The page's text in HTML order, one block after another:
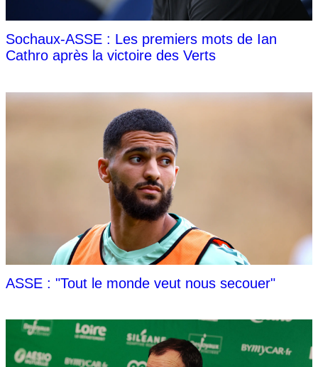
Sochaux-ASSE : Les premiers mots de Ian
Cathro après la victoire des Verts
ASSE : "Tout le monde veut nous secouer"